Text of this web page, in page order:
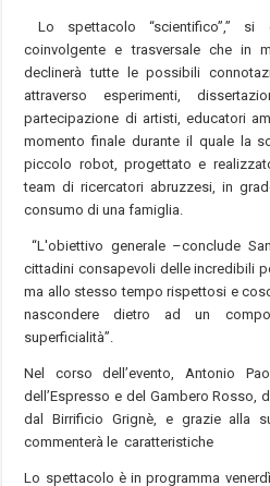
Lo spettacolo “scientifico”,”
coinvolgente e trasversale che in
declinerà tutte le possibili
attraverso esperimenti,
partecipazione di artisti, educatori
momento finale durante il quale la
piccolo robot, progettato e
team di ricercatori abruzzesi, in
consumo di una famiglia.
“L'obiettivo generale –conclude
cittadini consapevoli delle incredibili
ma allo stesso tempo rispettosi e
nascondere dietro ad un
superficialità”.
Nel corso dell’evento, Antonio
dell’Espresso e del Gambero Rosso,
dal Birrificio Grignè, e grazie alla
commenterà le caratteristiche
Lo spettacolo è in programma